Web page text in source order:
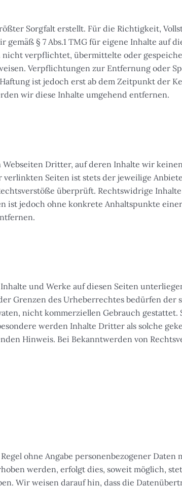
Sorgfalt erstellt. Für die Richtigkeit,
§ 7 Abs.1 TMG für eigene Inhalte auf
verpflichtet, übermittelte oder
Verpflichtungen zur Entfernung oder
ist jedoch erst ab dem Zeitpunkt der
wir diese Inhalte umgehend entfernen.
Dritter, auf deren Inhalte wir
verlinkten Seiten ist stets der jeweilige
überprüft. Rechtswidrige
jedoch ohne konkrete Anhaltspunkte
und Werke auf diesen Seiten
Grenzen des Urheberrechtes bedürfen
nicht kommerziellen Gebrauch
werden Inhalte Dritter als solche
Hinweis. Bei Bekanntwerden von
ohne Angabe personenbezogener
werden, erfolgt dies, soweit möglich,
Wir weisen darauf hin, dass die